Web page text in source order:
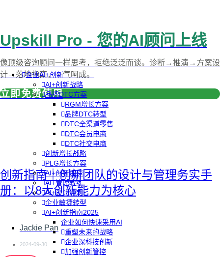
企业AI+创新
AI+创新战略
品牌DTC方案
RGM增长方案
品牌DTC转型
DTC全渠道零售
DTC会员电商
DTC社交电商
创新增长战略
PLG增长方案
AI+创新加速
AI+管理教练
AI+设计冲刺
企业敏捷转型
AI+创新指南2025
企业如何快速采用AI
重塑未来的战略
企业深科技创新
加强创新管控
Upskill Pro - 您的AI顾问上线
像顶级咨询顾问一样思考，拒绝泛泛而谈。诊断→推演→方案设
计→落地指南，一气呵成。
立即免费使用
创新指南｜创新团队的设计与管理务实手
册：以8大创新能力为核心
Jackie Pan
2024-09-30